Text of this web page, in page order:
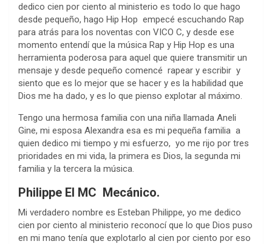
dedico cien por ciento al ministerio es todo lo que hago
desde pequeño, hago Hip Hop empecé escuchando Rap
para atrás para los noventas con VICO C, y desde ese
momento entendí que la música Rap y Hip Hop es una
herramienta poderosa para aquel que quiere transmitir un
mensaje y desde pequeño comencé rapear y escribir y
siento que es lo mejor que se hacer y es la habilidad que
Dios me ha dado, y es lo que pienso explotar al máximo.
Tengo una hermosa familia con una niña llamada Aneli
Gine, mi esposa Alexandra esa es mi pequeña familia a
quien dedico mi tiempo y mi esfuerzo, yo me rijo por tres
prioridades en mi vida, la primera es Dios, la segunda mi
familia y la tercera la música.
Philippe El MC Mecánico.
Mi verdadero nombre es Esteban Philippe, yo me dedico
cien por ciento al ministerio reconocí que lo que Dios puso
en mi mano tenía que explotarlo al cien por ciento por eso